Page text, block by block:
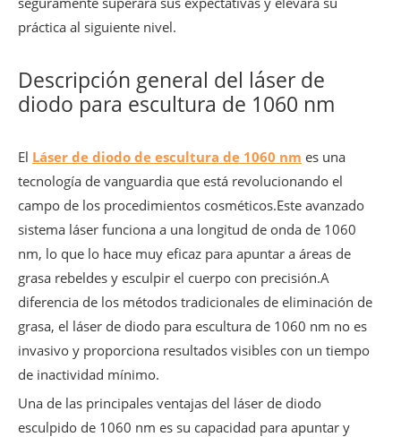
práctica al siguiente nivel.
Descripción general del láser de
diodo para escultura de 1060 nm
El Láser de diodo de escultura de 1060 nm es una
tecnología de vanguardia que está revolucionando el
campo de los procedimientos cosméticos.Este avanzado
sistema láser funciona a una longitud de onda de 1060
nm, lo que lo hace muy eficaz para apuntar a áreas de
grasa rebeldes y esculpir el cuerpo con precisión.A
diferencia de los métodos tradicionales de eliminación de
grasa, el láser de diodo para escultura de 1060 nm no es
invasivo y proporciona resultados visibles con un tiempo
de inactividad mínimo.
Una de las principales ventajas del láser de diodo
esculpido de 1060 nm es su capacidad para apuntar y